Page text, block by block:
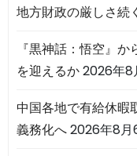
地方財政の厳しさ続く
『黒神話：悟空』
を迎えるか2026年8
中国各地で有給休
義務化へ2026年8月